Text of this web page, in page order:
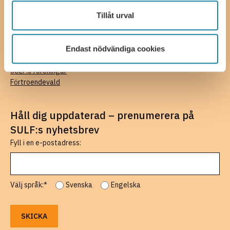
Tillåt urval
Endast nödvändiga cookies
Om SULF
SULF:s föreningar
Förtroendevald
Håll dig uppdaterad – prenumerera på
SULF:s nyhetsbrev
Fyll i en e-postadress:
Välj språk:* Svenska Engelska